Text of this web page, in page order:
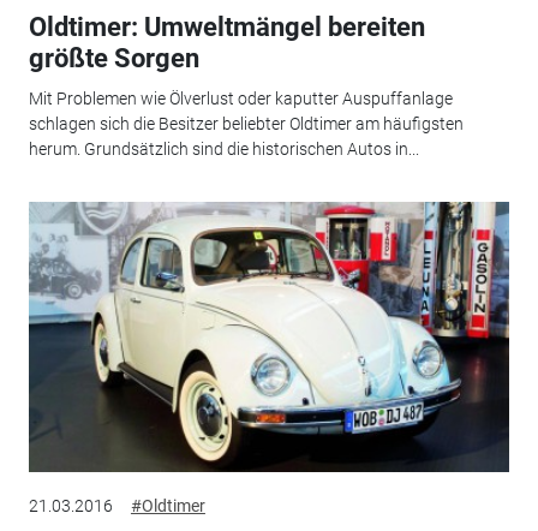
Oldtimer: Umweltmängel bereiten
größte Sorgen
Mit Problemen wie Ölverlust oder kaputter Auspuffanlage
schlagen sich die Besitzer beliebter Oldtimer am häufigsten
herum. Grundsätzlich sind die historischen Autos in...
21.03.2016 #Oldtimer